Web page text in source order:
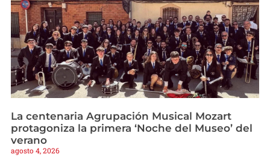
La centenaria Agrupación Musical Mozart
protagoniza la primera ‘Noche del Museo’ del
verano
agosto 4, 2026